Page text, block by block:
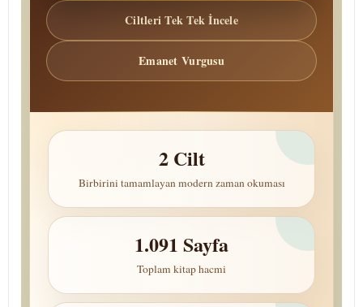
Ciltleri Tek Tek İncele
Emanet Vurgusu
2 Cilt
Birbirini tamamlayan modern zaman okuması
1.091 Sayfa
Toplam kitap hacmi